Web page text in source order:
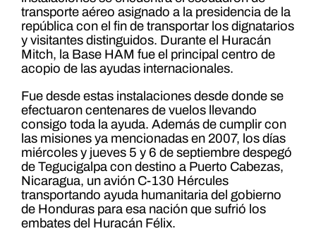
transporte aéreo asignado a la presidencia de la
república con el fin de transportar los dignatarios
y visitantes distinguidos. Durante el Huracán
Mitch, la Base HAM fue el principal centro de
acopio de las ayudas internacionales.
Fue desde estas instalaciones desde donde se
efectuaron centenares de vuelos llevando
consigo toda la ayuda. Además de cumplir con
las misiones ya mencionadas en 2007, los días
miércoles y jueves 5 y 6 de septiembre despegó
de Tegucigalpa con destino a Puerto Cabezas,
Nicaragua, un avión C-130 Hércules
transportando ayuda humanitaria del gobierno
de Honduras para esa nación que sufrió los
embates del Huracán Félix.